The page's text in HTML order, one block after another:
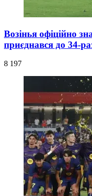
Возінья офіційно
приєднався до 34-
8 197